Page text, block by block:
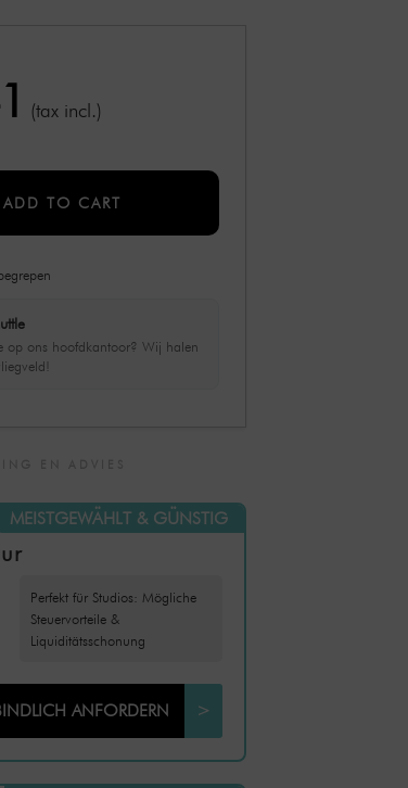
(tax incl.)
ADD TO CART
op ons hoofdkantoor? Wij halen
MEISTGEWÄHLT & GÜNSTIG
Perfekt für Studios: Mögliche
Steuervorteile &
Liquiditätsschonung
ANFORDERN >